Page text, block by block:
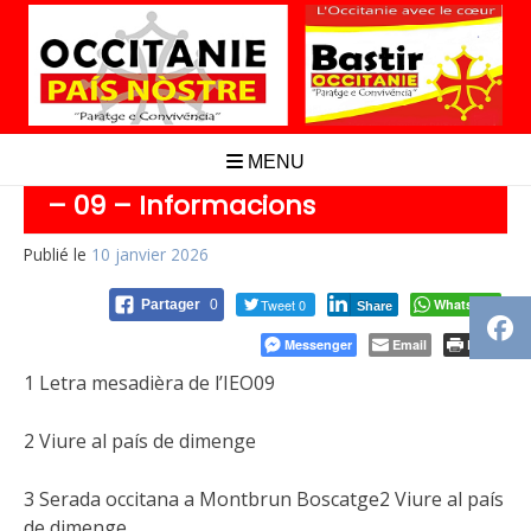
Aller
contenu
MENU
– 09 – Informacions
Publié le 10 janvier 2026
Partager 0 Tweet 0 Share Whatsapp
Messenger Email Print
1 Letra mesadièra de l’IEO09
2 Viure al país de dimenge
3 Serada occitana a Montbrun Boscatge2 Viure al país